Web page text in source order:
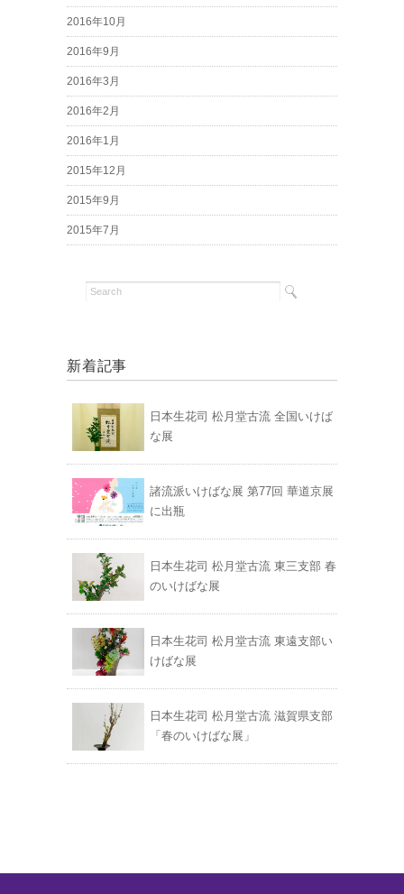
2016年10月
2016年9月
2016年3月
2016年2月
2016年1月
2015年12月
2015年9月
2015年7月
新着記事
日本生花司 松月堂古流 全国いけば
な展
諸流派いけばな展 第77回 華道京展
に出瓶
日本生花司 松月堂古流 東三支部 春
のいけばな展
日本生花司 松月堂古流 東遠支部い
けばな展
日本生花司 松月堂古流 滋賀県支部
「春のいけばな展」